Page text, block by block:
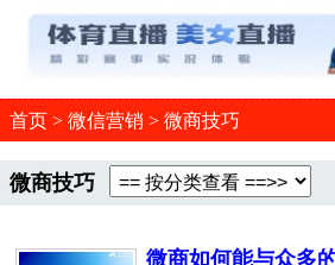
首页 > 微信营销 > 微商技巧
微商技巧
微商如何能与众多